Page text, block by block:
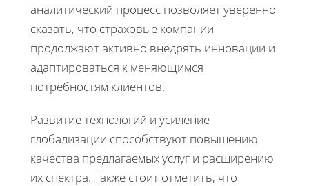
аналитический процесс позволяет уверенно
сказать, что страховые компании
продолжают активно внедрять инновации и
адаптироваться к меняющимся
потребностям клиентов.
Развитие технологий и усиление
глобализации способствуют повышению
качества предлагаемых услуг и расширению
их спектра. Также стоит отметить, что